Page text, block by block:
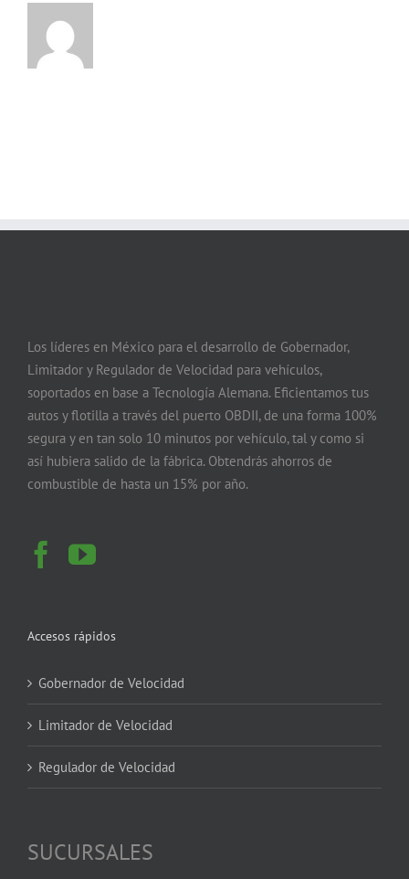
Los líderes en México para el desarrollo de Gobernador,
Limitador y Regulador de Velocidad para vehículos,
soportados en base a Tecnología Alemana. Eficientamos tus
autos y flotilla a través del puerto OBDII, de una forma 100%
segura y en tan solo 10 minutos por vehículo, tal y como si
así hubiera salido de la fábrica. Obtendrás ahorros de
combustible de hasta un 15% por año.
Accesos rápidos
Gobernador de Velocidad
Limitador de Velocidad
Regulador de Velocidad
SUCURSALES